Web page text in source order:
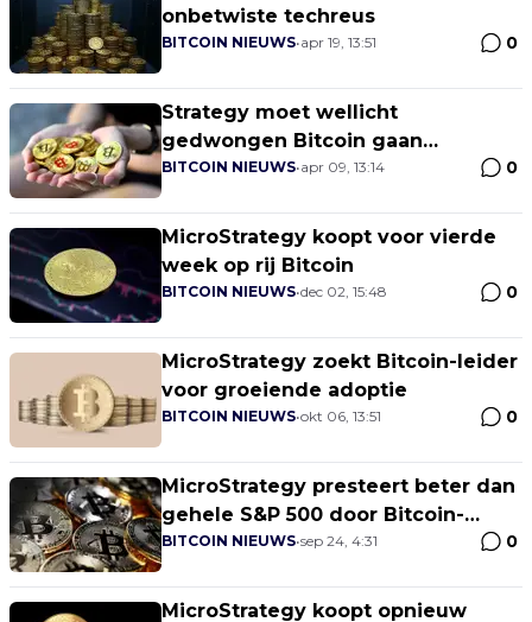
onbetwiste techreus
BITCOIN NIEUWS•apr 19, 13:51 0
Strategy moet wellicht
gedwongen Bitcoin gaan
verkopen
BITCOIN NIEUWS•apr 09, 13:14 0
MicroStrategy koopt voor vierde
week op rij Bitcoin
BITCOIN NIEUWS•dec 02, 15:48 0
MicroStrategy zoekt Bitcoin-leider
voor groeiende adoptie
BITCOIN NIEUWS•okt 06, 13:51 0
MicroStrategy presteert beter dan
gehele S&P 500 door Bitcoin-
strategie
BITCOIN NIEUWS•sep 24, 4:31 0
MicroStrategy koopt opnieuw